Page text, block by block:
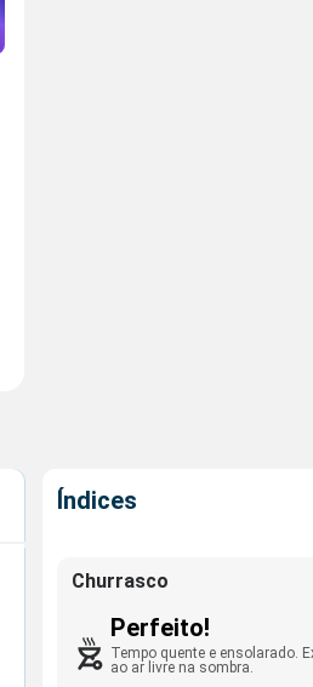
Índices
Churrasco
Perfeito!
Tempo quente e ensolarado.
ao ar livre na sombra.